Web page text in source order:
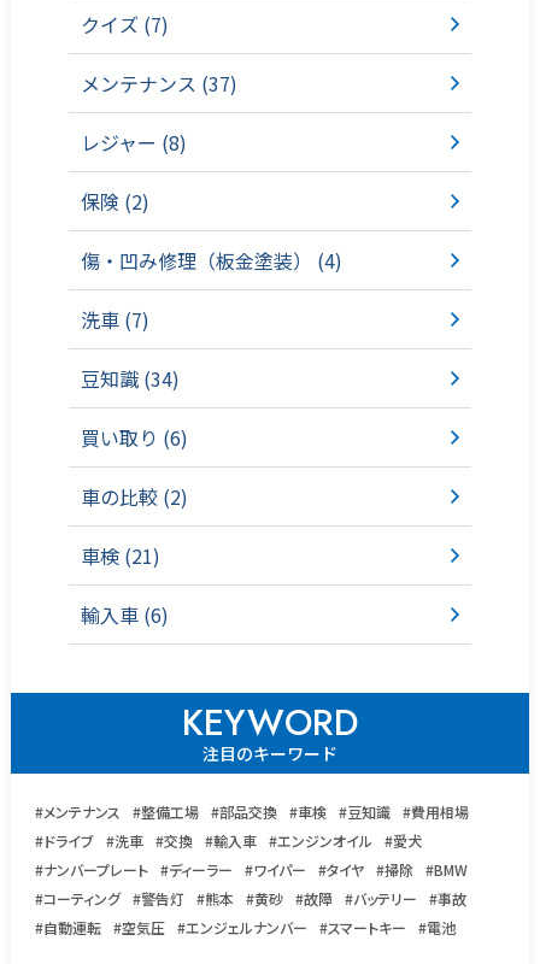
クイズ (7)
メンテナンス (37)
レジャー (8)
保険 (2)
傷・凹み修理（板金塗装） (4)
洗車 (7)
豆知識 (34)
買い取り (6)
車の比較 (2)
車検 (21)
輸入車 (6)
KEYWORD
注目のキーワード
#メンテナンス #整備工場 #部品交換 #車検 #豆知識 #費用相場
#ドライブ #洗車 #交換 #輸入車 #エンジンオイル
#愛犬
#ナンバープレート #ディーラー #ワイパー #タイヤ #掃除 #BMW
#コーティング #警告灯 #熊本 #黄砂 #故障 #バッテリー
#事故
#自動運転 #空気圧 #エンジェルナンバー #スマートキー #電池